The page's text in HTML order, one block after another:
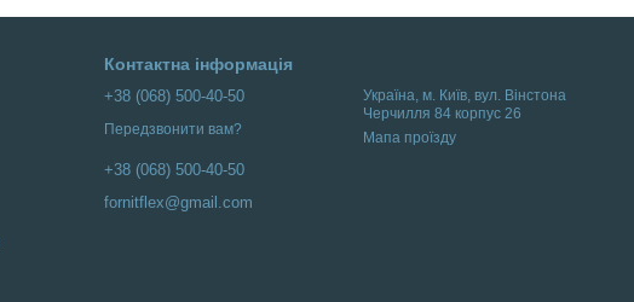
Контактна інформація
+38 (068) 500-40-50
Передзвонити вам?
+38 (068) 500-40-50
fornitflex@gmail.com
Українa, м. Київ, вул. Вінстона
Черчилля 84 корпус 26
Мапа проїзду